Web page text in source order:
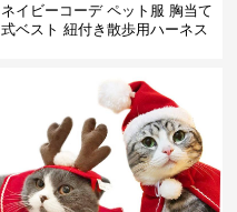
ネイビーコーデ ペット服 胸当て
式ベスト 紐付き散歩用ハーネス